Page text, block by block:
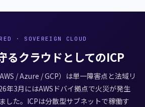
· SOVEREIGN CLOUD
るクラウドとしてのICP
/ Azure / GCP）は単一障害点と法域リ
年3月にはAWSドバイ拠点で火災が発生
した。ICPは分散型サブネットで稼働す